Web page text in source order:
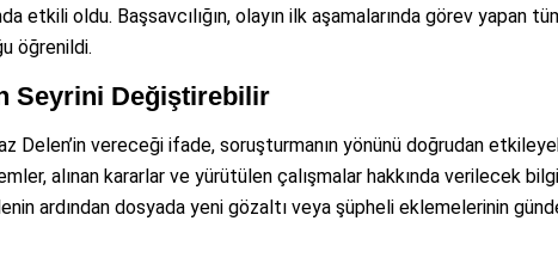
etkili oldu. Başsavcılığın, olayın ilk aşamalarında görev yapan
öğrenildi.
Seyrini Değiştirebilir
Delen’in vereceği ifade, soruşturmanın yönünü doğrudan
alınan kararlar ve yürütülen çalışmalar hakkında verilecek
ardından dosyada yeni gözaltı veya şüpheli eklemelerinin